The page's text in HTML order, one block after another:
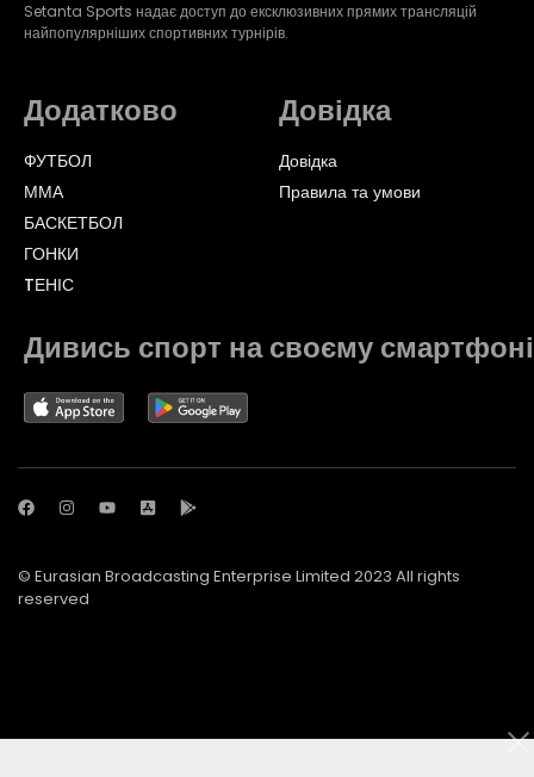
Setanta Sports надає доступ до ексклюзивних прямих трансляцій
найпопулярніших спортивних турнірів.
Додатково
ФУТБОЛ
ММА
БАСКЕТБОЛ
ГОНКИ
TЕНІС
Довідка
Довідка
Правила та умови
Дивись спорт на своєму смартфоні
© Eurasian Broadcasting Enterprise Limited 2023 All rights
reserved